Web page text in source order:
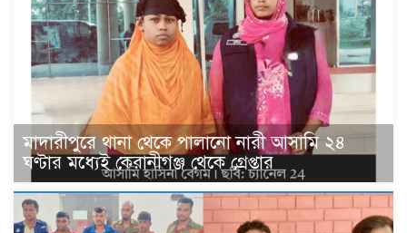
মাদারীপুরে থানা থেকে পালানো নারী আসামি ২৪
ঘণ্টার মধ্যেই কেরানীগঞ্জ থেকে গ্রেপ্তার